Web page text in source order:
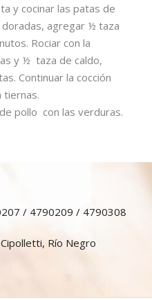
y cocinar las patas de
agregar ½ taza
Rociar con la
y ½ taza de caldo,
Continuar la cocción
tiernas.
pollo con las verduras.
/ 4790209 / 4790308
Río Negro